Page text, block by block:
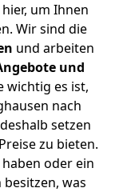
um Ihnen
Wir sind die
und arbeiten
und
wichtig es ist,
nach
setzen
zu bieten.
oder ein
was